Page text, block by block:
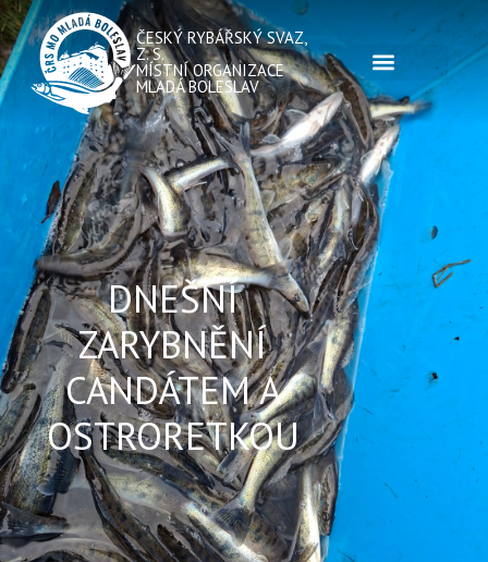
ČESKÝ RYBÁŘSKÝ SVAZ,
Z. S.
MÍSTNÍ ORGANIZACE
MLADÁ BOLESLAV
DNEŠNÍ
ZARYBNĚNÍ
CANDÁTEM A
OSTRORETKOU